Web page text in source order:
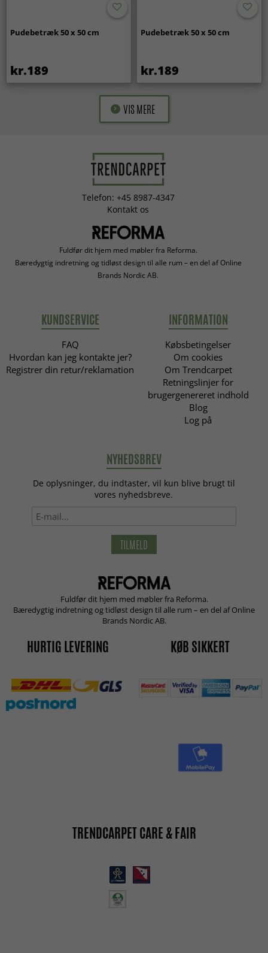
Pudebetræk 50 x 50 cm
kr.189
Pudebetræk 50 x 50 cm
kr.189
VIS MERE
Telefon: +45 8987-4347
Kontakt os
Fuldfør dit hjem med møbler fra Reforma.
Bæredygtig indretning og tidløst design til alle rum – en del af Online
Brands Nordic AB.
KUNDSERVICE
FAQ
Hvordan kan jeg kontakte jer?
Registrer din retur/reklamation
INFORMATION
Købsbetingelser
Om cookies
Om Trendcarpet
Retningslinjer for
brugergenereret indhold
Blog
Log på
NYHEDSBREV
De oplysninger, du indtaster, vil kun blive brugt til
vores nyhedsbreve.
TILMELD
Fuldfør dit hjem med møbler fra Reforma.
Bæredygtig indretning og tidløst design til alle rum – en del af Online
Brands Nordic AB.
HURTIG LEVERING KØB SIKKERT
TRENDCARPET CARE & FAIR